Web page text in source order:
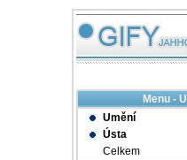
Menu - U
Umění
Ústa
Celkem